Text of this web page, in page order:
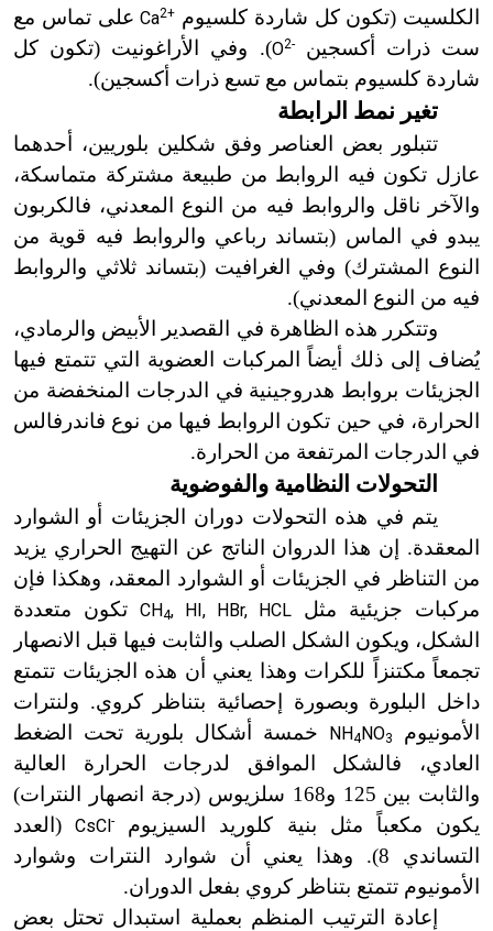
الكلسيت (تكون كل شاردة كلسيوم
Ca2+
على تماس مع
ست ذرات أكسجين O2-
). وفي الأراغونيت (تكون كل
شاردة كلسيوم بتماس مع تسع ذرات أكسجين)
.
تغير نمط الرابطة
تتبلور بعض العناصر وفق شكلين بلوريين، أحدهما
عازل تكون فيه الروابط من طبيعة مشتركة متماسكة،
والآخر ناقل والروابط فيه من النوع المعدني، فالكربون
يبدو في الماس (بتساند رباعي والروابط فيه قوية من
النوع المشترك) وفي الغرافيت (بتساند ثلاثي والروابط
فيه من النوع المعدني)
.
وتتكرر هذه الظاهرة في القصدير الأبيض والرمادي،
يُضاف إلى ذلك أيضاً المركبات العضوية التي تتمتع فيها
الجزيئات بروابط هدروجينية في الدرجات المنخفضة من
الحرارة، في حين تكون الروابط فيها من نوع فاندرفالس
في الدرجات المرتفعة من الحرارة.
التحولات النظامية والفوضوية
يتم في هذه التحولات دوران الجزيئات أو الشوارد
المعقدة. إن هذا الدروان الناتج عن التهيج الحراري يزيد
من التناظر في الجزيئات أو الشوارد المعقد، وهكذا فإن
مركبات جزيئية مثل
CH4, HI, HBr, HCL
تكون متعددة
الشكل، ويكون الشكل الصلب والثابت فيها قبل الانصهار
تجمعاً مكتنزاً للكرات وهذا يعني أن هذه الجزيئات تتمتع
داخل البلورة وبصورة إحصائية بتناظر كروي. ولنترات
الأمونيوم
NH4 NO3
خمسة أشكال بلورية تحت الضغط
العادي، فالشكل الموافق لدرجات الحرارة العالية
والثابت بين 125 و168 سلزيوس (درجة انصهار النترات)
يكون مكعباً مثل بنية كلوريد السيزيوم
CsCl-
(العدد
التساندي 8
). وهذا يعني أن شوارد النترات وشوارد
الأمونيوم تتمتع بتناظر كروي بفعل الدوران.
إعادة الترتيب المنظم بعملية استبدال تحتل بعض